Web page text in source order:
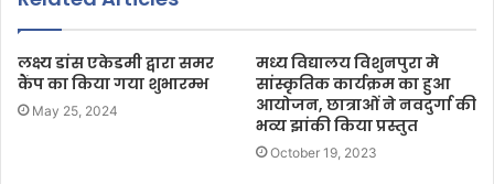
लक्ष्य डांस एकेडमी द्वारा समर
कैंप का किया गया शुभारम्भ
May 25, 2024
मध्य विद्यालय विशुनपुरा मे
सांस्कृतिक कार्यक्रम का हुआ
आयोजन, छात्राओं ने नवदुर्गा की
भव्य झांकी किया प्रस्तुत
October 19, 2023